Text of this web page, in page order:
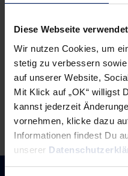
Diese Webseite
Wir nutzen Cookies, um
stetig zu verbessern
auf unserer Website,
Mit Klick auf „OK“ willigst
kannst jederzeit
vornehmen, klicke dazu
Informationen findest Du
unserer
Jahr